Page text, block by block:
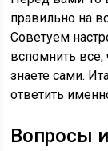
правильно на
Советуем
вспомнить
знаете сами.
ответить
Вопросы